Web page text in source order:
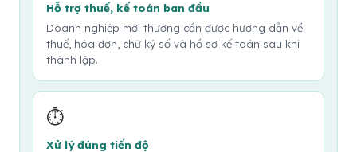
Hỗ trợ thuế, kế toán ban đầu
Doanh nghiệp mới thường cần được hướng dẫn về
thuế, hóa đơn, chữ ký số và hồ sơ kế toán sau khi
thành lập.
⏱️
Xử lý đúng tiến độ